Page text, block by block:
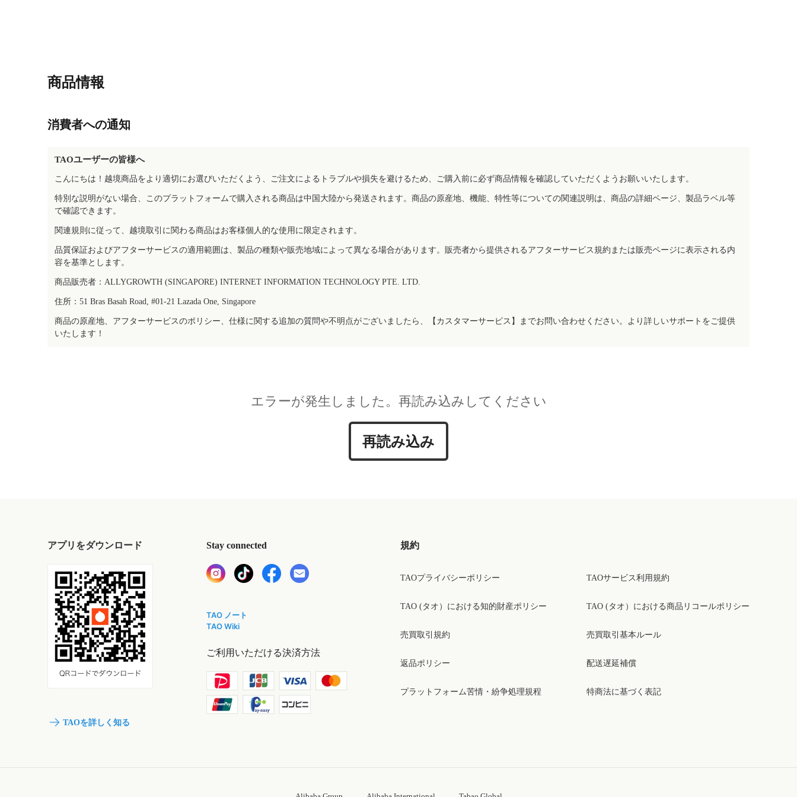
商品情報
消費者への通知
TAOユーザーの皆様へ
こんにちは！越境商品をより適切にお選びいただくよう、ご注文によるトラブルや損失を避けるため、ご購入前に必ず商品情報を確認していただくようお願いいたします。
特別な説明がない場合、このプラットフォームで購入される商品は中国大陸から発送されます。商品の原産地、機能、特性等についての関連説明は、商品の詳細ページ、製品ラベル等
で確認できます。
関連規則に従って、越境取引に関わる商品はお客様個人的な使用に限定されます。
品質保証およびアフターサービスの適用範囲は、製品の種類や販売地域によって異なる場合があります。販売者から提供されるアフターサービス規約または販売ページに表示される内
容を基準とします。
商品販売者：ALLYGROWTH (SINGAPORE) INTERNET INFORMATION TECHNOLOGY PTE. LTD.
住所：51 Bras Basah Road, #01-21 Lazada One, Singapore
商品の原産地、アフターサービスのポリシー、仕様に関する追加の質問や不明点がございましたら、【カスタマーサービス】までお問い合わせください。より詳しいサポートをご提供
いたします！
エラーが発生しました。再読み込みしてください
再読み込み
アプリをダウンロード
TAOを詳しく知る
Stay connected
TAO ノート
TAO Wiki
ご利用いただける決済方法
規約
TAOプライバシーポリシー
TAO (タオ）における知的財産ポリシー
売買取引規約
返品ポリシー
プラットフォーム苦情・紛争処理規程
TAOサービス利用規約
TAO (タオ）における商品リコールポリシー
売買取引基本ルール
配送遅延補償
特商法に基づく表記